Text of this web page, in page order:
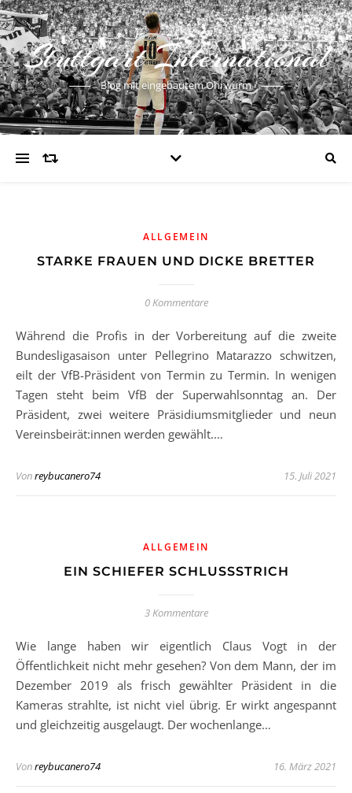
Stuttgart International
Blog mit eingebautem Ohrwurm
ALLGEMEIN
STARKE FRAUEN UND DICKE BRETTER
0 Kommentare
Während die Profis in der Vorbereitung auf die zweite
Bundesligasaison unter Pellegrino Matarazzo schwitzen,
eilt der VfB-Präsident von Termin zu Termin. In wenigen
Tagen steht beim VfB der Superwahlsonntag an. Der
Präsident, zwei weitere Präsidiumsmitglieder und neun
Vereinsbeirät:innen werden gewählt.…
Vonreybucanero74 15. Juli 2021
ALLGEMEIN
EIN SCHIEFER SCHLUSSSTRICH
3 Kommentare
Wie lange haben wir eigentlich Claus Vogt in der
Öffentlichkeit nicht mehr gesehen? Von dem Mann, der im
Dezember 2019 als frisch gewählter Präsident in die
Kameras strahlte, ist nicht viel übrig. Er wirkt angespannt
und gleichzeitig ausgelaugt. Der wochenlange…
Vonreybucanero74 16. März 2021